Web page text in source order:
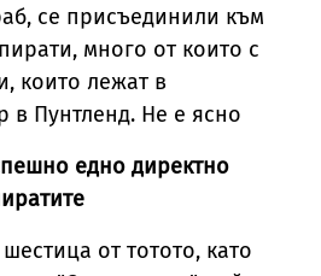
се присъединили към
много от които с
които лежат в
в Пунтленд. Не е ясно
едно директно
от тотото, като